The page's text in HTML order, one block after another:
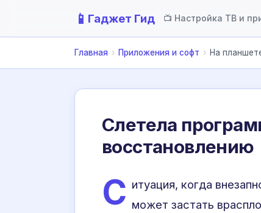
📱 Гаджет Гид 📺 Настройка ТВ и
Главная › Приложения и софт › На
Слетела
восстановлению
С итуация, когда
может застать